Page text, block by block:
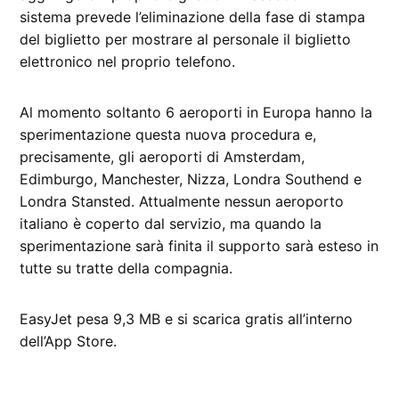
sistema prevede l’eliminazione della fase di stampa
del biglietto per mostrare al personale il biglietto
elettronico nel proprio telefono.
Al momento soltanto 6 aeroporti in Europa hanno la
sperimentazione questa nuova procedura e,
precisamente, gli aeroporti di Amsterdam,
Edimburgo, Manchester, Nizza, Londra Southend e
Londra Stansted. Attualmente nessun aeroporto
italiano è coperto dal servizio, ma quando la
sperimentazione sarà finita il supporto sarà esteso in
tutte su tratte della compagnia.
EasyJet pesa 9,3 MB e si scarica gratis all’interno
dell’App Store.